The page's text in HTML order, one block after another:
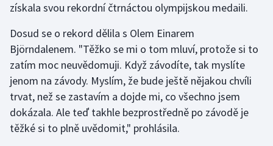
Jezdectví
Krasobruslení
Lezení
Lyže a snowboard
získala svou rekordní čtrnáctou olympijskou medaili.
Dosud se o rekord dělila s Olem Einarem
Björndalenem. "Těžko se mi o tom mluví, protože si to
zatím moc neuvědomuji. Když závodíte, tak myslíte
jenom na závody. Myslím, že bude ještě nějakou chvíli
trvat, než se zastavím a dojde mi, co všechno jsem
dokázala. Ale teď takhle bezprostředně po závodě je
těžké si to plně uvědomit," prohlásila.